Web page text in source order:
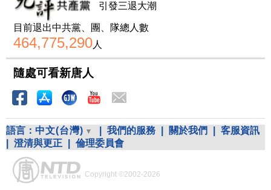
引發三退大潮
目前退出中共黨、團、隊總人數
464,775,290人
隨處可看新唐人
語言： 中文(台灣) 我們的服務 關於我們
客服資訊
澄清與更正 倫理委員會
Copyright ©2002-2026